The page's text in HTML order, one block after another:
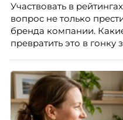
Участвовать в
вопрос не только
бренда компании.
превратить это в
Чеснокова, HR-